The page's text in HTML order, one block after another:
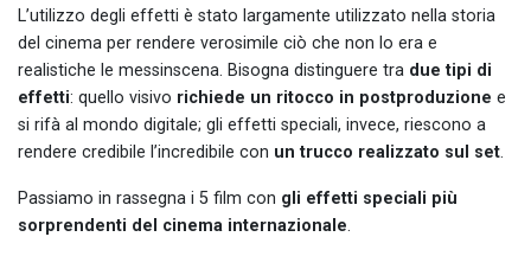
L’utilizzo degli effetti è stato largamente utilizzato nella storia
del cinema per rendere verosimile ciò che non lo era e
realistiche le messinscena. Bisogna distinguere tra due tipi di
effetti: quello visivo richiede un ritocco in postproduzione e
si rifà al mondo digitale; gli effetti speciali, invece, riescono a
rendere credibile l’incredibile con un trucco realizzato sul set.
Passiamo in rassegna i 5 film con gli effetti speciali più
sorprendenti del cinema internazionale.